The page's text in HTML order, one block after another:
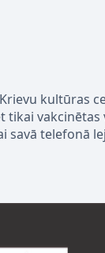
Krievu kultūras
tikai vakcinētas
savā telefonā